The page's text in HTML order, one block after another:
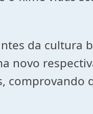
da cultura
novo
comprovando